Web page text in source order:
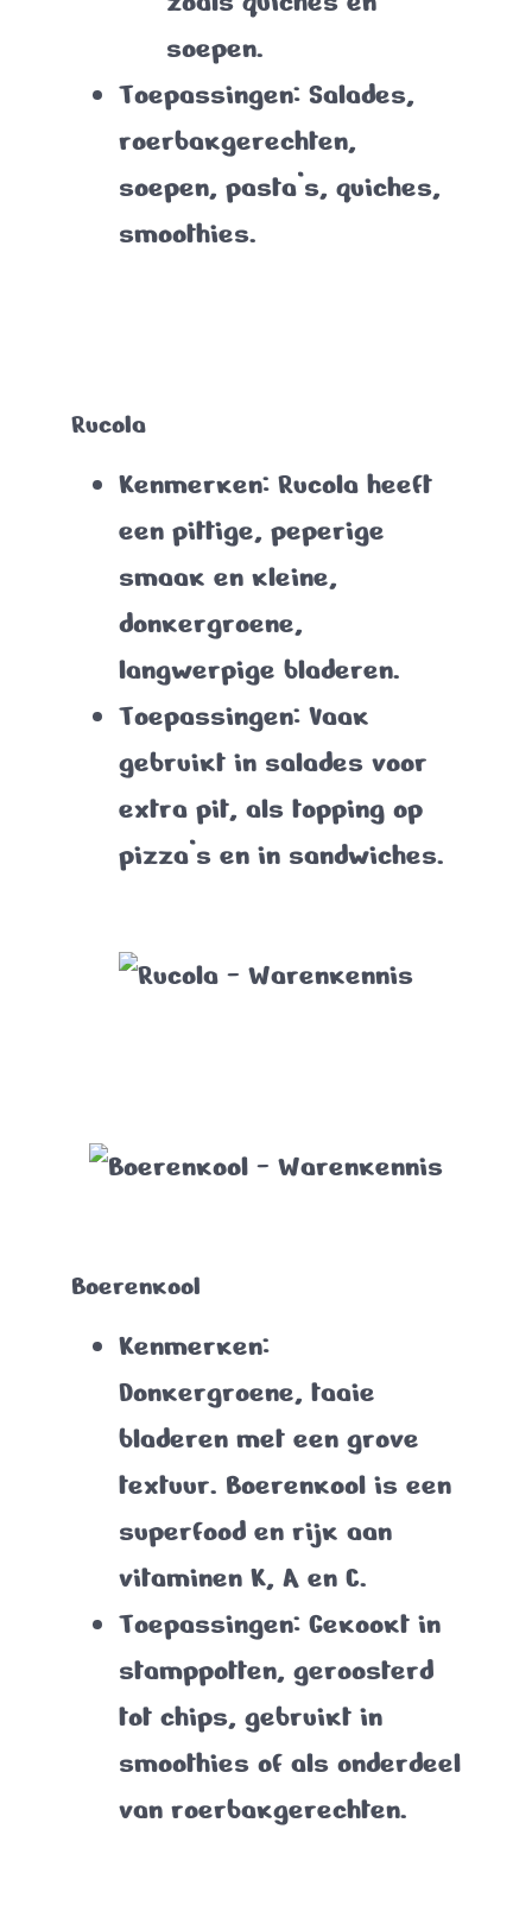
soepen.
Toepassingen: Salades,
roerbakgerechten,
soepen, pasta’s, quiches,
smoothies.
Rucola
Kenmerken: Rucola heeft
een pittige, peperige
smaak en kleine,
donkergroene,
langwerpige bladeren.
Toepassingen: Vaak
gebruikt in salades voor
extra pit, als topping op
pizza’s en in sandwiches.
Boerenkool
Kenmerken:
Donkergroene, taaie
bladeren met een grove
textuur. Boerenkool is een
superfood en rijk aan
vitaminen K, A en C.
Toepassingen: Gekookt in
stamppotten, geroosterd
tot chips, gebruikt in
smoothies of als onderdeel
van roerbakgerechten.